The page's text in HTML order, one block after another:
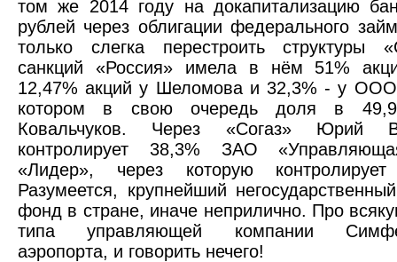
том же 2014 году на докапитализацию
рублей через облигации федерального
только слегка перестроить структуры
санкций «Россия» имела в нём 51%
12,47% акций у Шеломова и 32,3% - у
котором в свою очередь доля в
Ковальчуков. Через «Согаз» Юрий
контролирует 38,3% ЗАО
«Лидер», через которую
Разумеется, крупнейший
фонд в стране, иначе неприлично. Про
типа управляющей компании
аэропорта, и говорить нечего!